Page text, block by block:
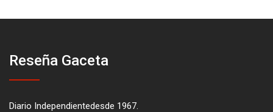
Reseña Gaceta
Diario Independientedesde 1967.